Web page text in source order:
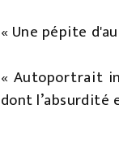
« Une pépite
« Autoportrait
dont l’absurdité